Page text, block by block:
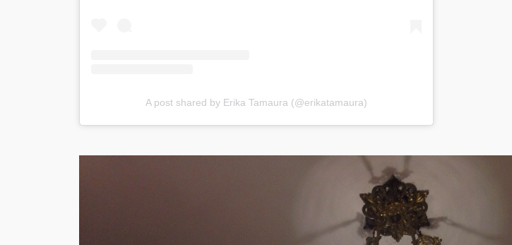
A post shared by Erika Tamaura (@erikatamaura)